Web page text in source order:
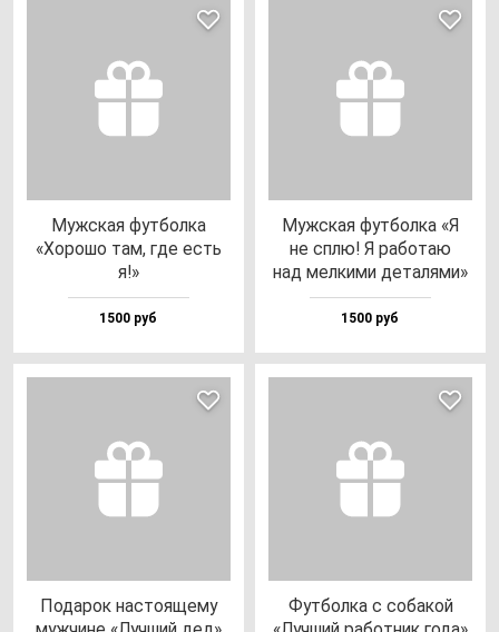
Муж­ская фут­бол­ка
«Хоро­шо там, где есть
я!»
1500 руб
Муж­ская фут­бол­ка «Я
не сплю! Я ра­бо­таю
над мел­ки­ми де­та­ля­ми»
1500 руб
Пода­рок нас­то­яще­му
Фут­бол­ка с со­ба­кой